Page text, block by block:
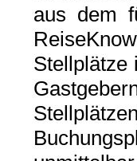
aus dem
Stellplätze